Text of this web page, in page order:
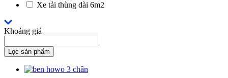
Xe tải thùng dài 6m2
Khoảng giá
Lọc sản phẩm